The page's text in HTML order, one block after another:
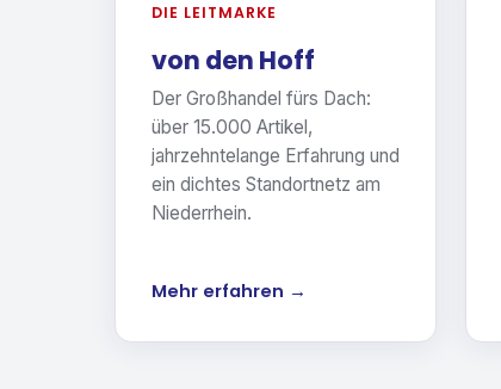
DIE LEITMARKE
von den Hoff
Der Großhandel fürs Dach:
über 15.000 Artikel,
jahrzehntelange Erfahrung und
ein dichtes Standortnetz am
Niederrhein.
Mehr erfahren →